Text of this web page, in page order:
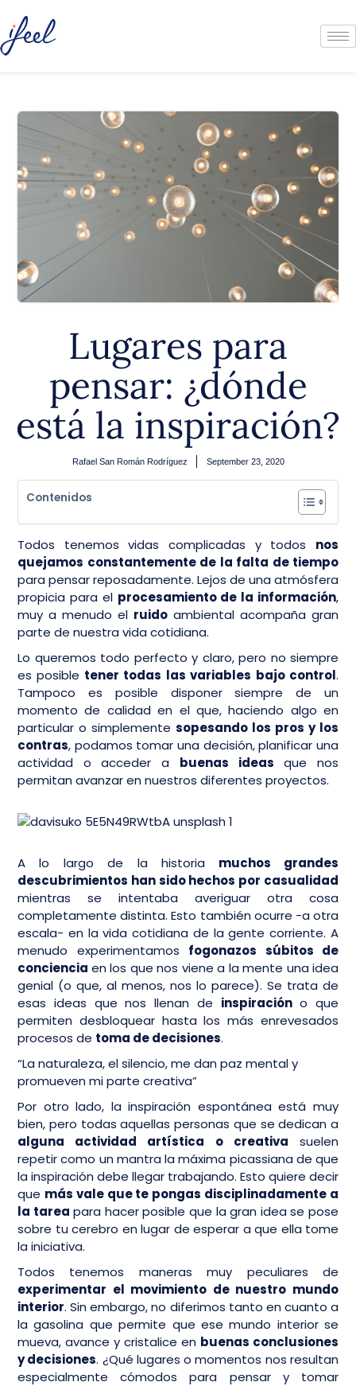
Lugares para
pensar: ¿dónde
está la inspiración?
Rafael San Román Rodríguez September 23, 2020
Contenidos
Todos tenemos vidas complicadas y todos nos
quejamos constantemente de la falta de tiempo
para pensar reposadamente. Lejos de una atmósfera
propicia para el procesamiento de la información,
muy a menudo el ruido ambiental acompaña gran
parte de nuestra vida cotidiana.
Lo queremos todo perfecto y claro, pero no siempre
es posible tener todas las variables bajo control.
Tampoco es posible disponer siempre de un
momento de calidad en el que, haciendo algo en
particular o simplemente sopesando los pros y los
contras, podamos tomar una decisión, planificar una
actividad o acceder a buenas ideas que nos
permitan avanzar en nuestros diferentes proyectos.
A lo largo de la historia muchos grandes
descubrimientos han sido hechos por casualidad
mientras se intentaba averiguar otra cosa
completamente distinta. Esto también ocurre -a otra
escala- en la vida cotidiana de la gente corriente. A
menudo experimentamos fogonazos súbitos de
conciencia en los que nos viene a la mente una idea
genial (o que, al menos, nos lo parece). Se trata de
esas ideas que nos llenan de inspiracióno que
permiten desbloquear hasta los más enrevesados
procesos de toma de decisiones.
“La naturaleza, el silencio, me dan paz mental y
promueven mi parte creativa”
Por otro lado, la inspiración espontánea está muy
bien, pero todas aquellas personas que se dedican a
alguna actividad artística o creativa suelen
repetir como un mantra la máxima picassiana de que
la inspiración debe llegar trabajando. Esto quiere decir
que más vale que te pongas disciplinadamente a
la tarea para hacer posible que la gran idea se pose
sobre tu cerebro en lugar de esperar a que ella tome
la iniciativa.
Todos tenemos maneras muy peculiares de
experimentar el movimiento de nuestro mundo
interior. Sin embargo, no diferimos tanto en cuanto a
la gasolina que permite que ese mundo interior se
mueva, avance y cristalice en buenas conclusiones
y decisiones. ¿Qué lugares o momentos nos resultan
especialmente cómodos para pensar y tomar